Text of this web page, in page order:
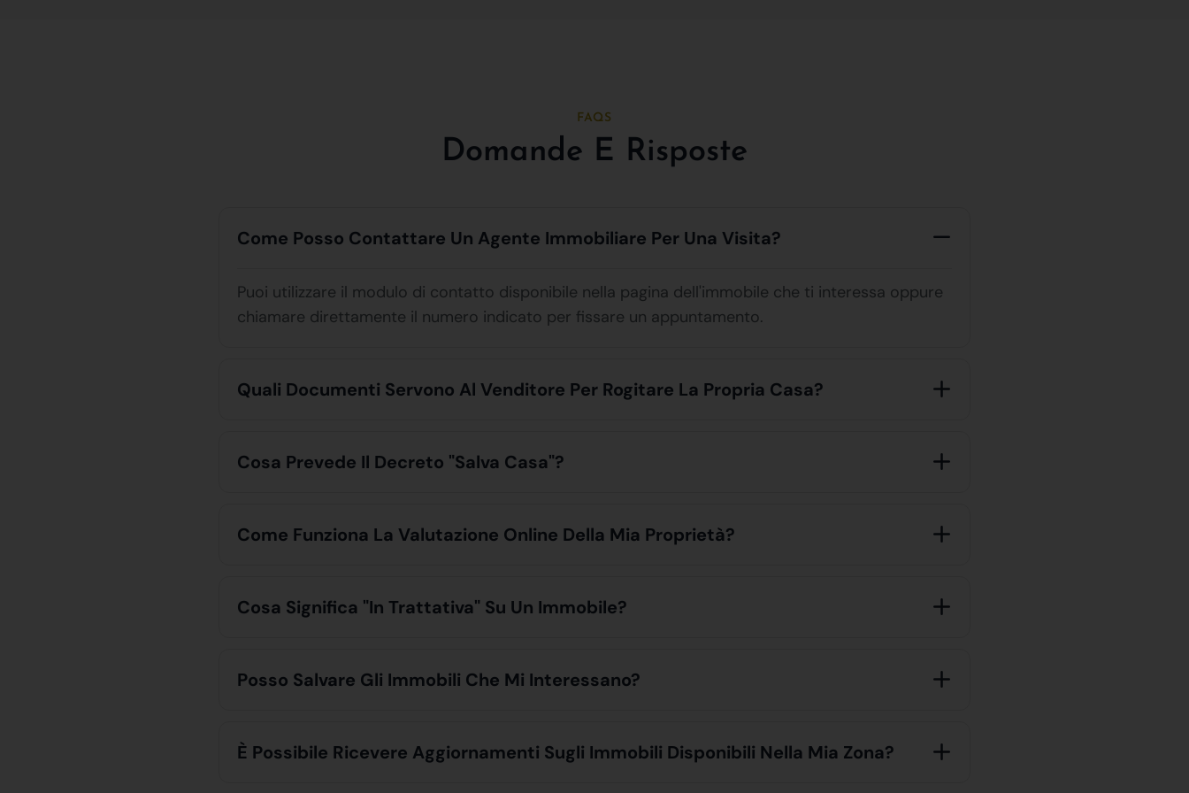
FAQS
Domande E Risposte
Come Posso Contattare Un Agente Immobiliare Per Una Visita?
Puoi utilizzare il modulo di contatto disponibile nella pagina dell'immobile che ti interessa oppure
chiamare direttamente il numero indicato per fissare un appuntamento.
Quali Documenti Servono Al Venditore Per Rogitare La Propria Casa?
Cosa Prevede Il Decreto "Salva Casa"?
Come Funziona La Valutazione Online Della Mia Proprietà?
Cosa Significa "in Trattativa" Su Un Immobile?
Posso Salvare Gli Immobili Che Mi Interessano?
È Possibile Ricevere Aggiornamenti Sugli Immobili Disponibili Nella Mia Zona?